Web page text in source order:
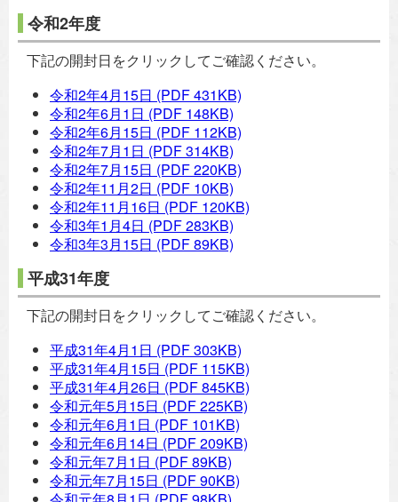
令和2年度
下記の開封日をクリックしてご確認ください。
令和2年4月15日 (PDF 431KB)
令和2年6月1日 (PDF 148KB)
令和2年6月15日 (PDF 112KB)
令和2年7月1日 (PDF 314KB)
令和2年7月15日 (PDF 220KB)
令和2年11月2日 (PDF 10KB)
令和2年11月16日 (PDF 120KB)
令和3年1月4日 (PDF 283KB)
令和3年3月15日 (PDF 89KB)
平成31年度
下記の開封日をクリックしてご確認ください。
平成31年4月1日 (PDF 303KB)
平成31年4月15日 (PDF 115KB)
平成31年4月26日 (PDF 845KB)
令和元年5月15日 (PDF 225KB)
令和元年6月1日 (PDF 101KB)
令和元年6月14日 (PDF 209KB)
令和元年7月1日 (PDF 89KB)
令和元年7月15日 (PDF 90KB)